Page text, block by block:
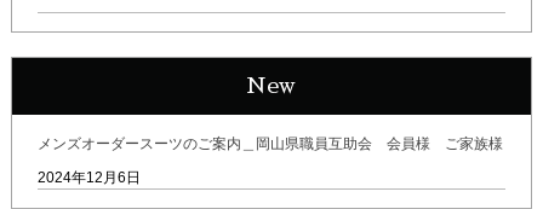
New
メンズオーダースーツのご案内＿岡山県職員互助会 会員様 ご家族様
2024年12月6日